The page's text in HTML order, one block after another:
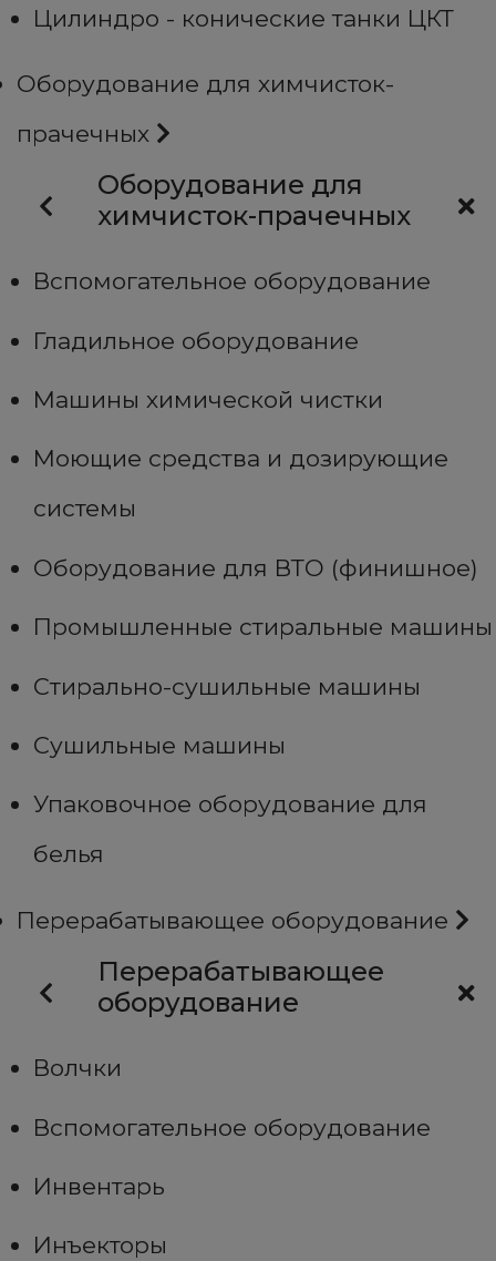
Цилиндро - конические танки ЦКТ
Оборудование для химчисток-
прачечных
Оборудование для
химчисток-прачечных
Вспомогательное оборудование
Гладильное оборудование
Машины химической чистки
Моющие средства и дозирующие
системы
Оборудование для ВТО (финишное)
Промышленные стиральные машины
Стирально-сушильные машины
Сушильные машины
Упаковочное оборудование для
белья
Перерабатывающее оборудование
Перерабатывающее
оборудование
Волчки
Вспомогательное оборудование
Инвентарь
Инъекторы